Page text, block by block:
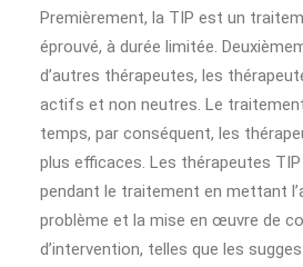
Premièrement, la TIP est un
éprouvé, à durée limitée.
d’autres thérapeutes, les
actifs et non neutres. Le
temps, par conséquent, les
plus efficaces. Les thérapeutes
pendant le traitement en mettant
problème et la mise en œuvre de
d’intervention, telles que les